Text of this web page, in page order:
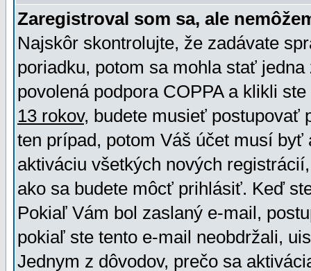
Zaregistroval som sa, ale
Najskôr skontrolujte, že zadávate
poriadku, potom sa mohla stať
povolená podpora COPPA a klikli
13 rokov, budete musieť postupovať
ten prípad, potom Váš účet musí
aktiváciu všetkých nových
ako sa budete môcť prihlásiť. Keď
Pokiaľ Vám bol zaslaný e-mail,
pokiaľ ste tento e-mail neobdržali,
Jednym z dôvodov, prečo sa